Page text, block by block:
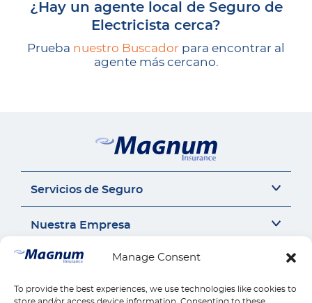
Manage Consent
To provide the best experiences, we use technologies like cookies to
¿Hay un agente local de Seguro de
Electricista cerca?
Prueba nuestro Buscador para encontrar al
agente más cercano.
Servicios de Seguro
Seguro Sr22
Seguro de Motocicleta
Responsabilidad Civil General
Nuestra Empresa
Acerca de Nosotros
Carrera
Contáctanos
Contáctanos
Enlaces Rápidos